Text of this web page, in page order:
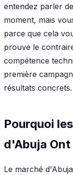
entendez parler
moment, mais
parce que cela
prouve le
compétence
première
résultats concrets.
Pourquoi
d'Abuja Ont
Le marché